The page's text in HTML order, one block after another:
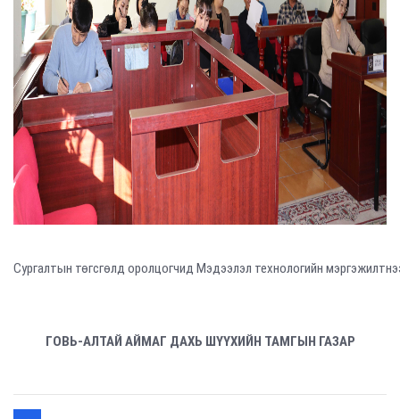
Сургалтын төгсгөлд оролцогчид Мэдээлэл технологийн
ГОВЬ-АЛТАЙ АЙМАГ ДАХЬ ШҮҮХИЙН ТАМГЫН ГАЗАР